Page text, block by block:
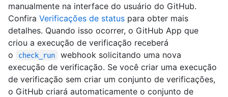
manualmente na interface do usuário do GitHub.
Confira Verificações de status para obter mais
detalhes. Quando isso ocorrer, o GitHub App que
criou a execução de verificação receberá
o
check_run
webhook solicitando uma nova
execução de verificação. Se você criar uma execução
de verificação sem criar um conjunto de verificações,
o GitHub criará automaticamente o conjunto de